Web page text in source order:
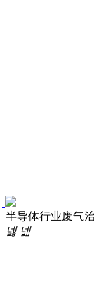
半导体行业废气
넳 넲